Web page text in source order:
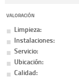
VALORACIÓN
Limpieza:
Instalaciones:
Servicio:
Ubicación:
Calidad: